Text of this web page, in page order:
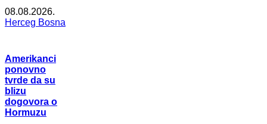
08.08.2026.
Herceg Bosna
Amerikanci
ponovno
tvrde da su
blizu
dogovora o
Hormuzu